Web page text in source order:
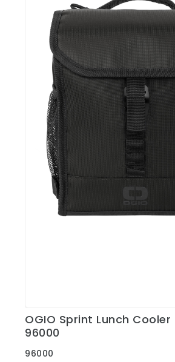
Bebidas
Bolsos, Maletines y Loncheras
Botellas CAMELBAK ®
Ceramica
Comestibles
Cuidado Personal
Eco
Escritorio y Oficina
Escritura
Frazadas
Lanyards
Lentes
CONTACTO
FESTIVIDADES
CARRITO
Ver Detalles
OGIO Sprint Lunch Cooler
96000
96000